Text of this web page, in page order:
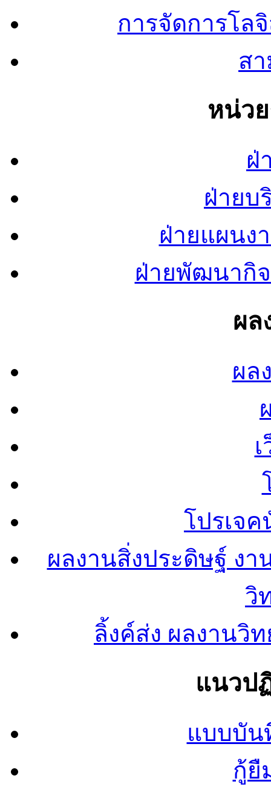
การจัดการโล
ส
หน่ว
ฝ่
ฝ่ายบ
ฝ่ายแผนง
ฝ่ายพัฒนากิ
ผล
ผล
โปรเจ
ผลงานสิ่งประดิษฐ์ งา
วิ
ลิ้งค์ส่ง ผลงานวิ
แนวป
แบบบัน
กู้ยื